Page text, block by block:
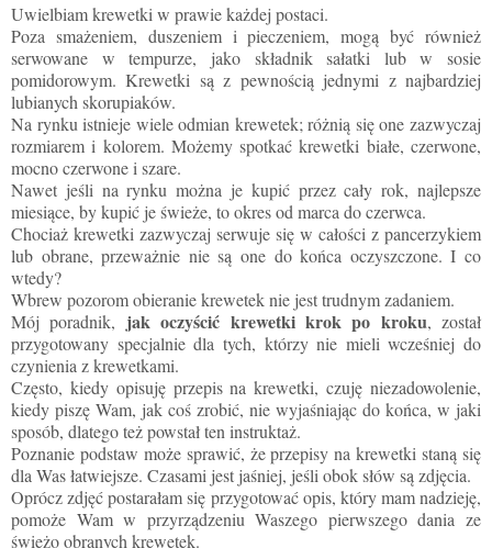
Uwielbiam krewetki w prawie każdej postaci.
Poza smażeniem, duszeniem i pieczeniem, mogą być również
serwowane w tempurze, jako składnik sałatki lub w sosie
pomidorowym. Krewetki są z pewnością jednymi z najbardziej
lubianych skorupiaków.
Na rynku istnieje wiele odmian krewetek; różnią się one zazwyczaj
rozmiarem i kolorem. Możemy spotkać krewetki białe, czerwone,
mocno czerwone i szare.
Nawet jeśli na rynku można je kupić przez cały rok, najlepsze
miesiące, by kupić je świeże, to okres od marca do czerwca.
Chociaż krewetki zazwyczaj serwuje się w całości z pancerzykiem
lub obrane, przeważnie nie są one do końca oczyszczone. I co
wtedy?
Wbrew pozorom obieranie krewetek nie jest trudnym zadaniem.
Mój poradnik, jak oczyścić krewetki krok po kroku, został
przygotowany specjalnie dla tych, którzy nie mieli wcześniej do
czynienia z krewetkami.
Często, kiedy opisuję przepis na krewetki, czuję niezadowolenie,
kiedy piszę Wam, jak coś zrobić, nie wyjaśniając do końca, w jaki
sposób, dlatego też powstał ten instruktaż.
Poznanie podstaw może sprawić, że przepisy na krewetki staną się
dla Was łatwiejsze. Czasami jest jaśniej, jeśli obok słów są zdjęcia.
Oprócz zdjęć postarałam się przygotować opis, który mam nadzieję,
pomoże Wam w przyrządzeniu Waszego pierwszego dania ze
świeżo obranych krewetek.